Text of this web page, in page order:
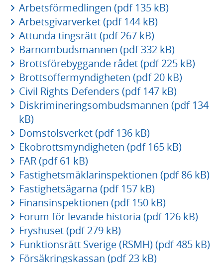
Arbetsförmedlingen (pdf 135 kB)
Arbetsgivarverket (pdf 144 kB)
Attunda tingsrätt (pdf 267 kB)
Barnombudsmannen (pdf 332 kB)
Brottsförebyggande rådet (pdf 225 kB)
Brottsoffermyndigheten (pdf 20 kB)
Civil Rights Defenders (pdf 147 kB)
Diskrimineringsombudsmannen (pdf 134
kB)
Domstolsverket (pdf 136 kB)
Ekobrottsmyndigheten (pdf 165 kB)
FAR (pdf 61 kB)
Fastighetsmäklarinspektionen (pdf 86 kB)
Fastighetsägarna (pdf 157 kB)
Finansinspektionen (pdf 150 kB)
Forum för levande historia (pdf 126 kB)
Fryshuset (pdf 279 kB)
Funktionsrätt Sverige (RSMH) (pdf 485 kB)
Försäkringskassan (pdf 23 kB)